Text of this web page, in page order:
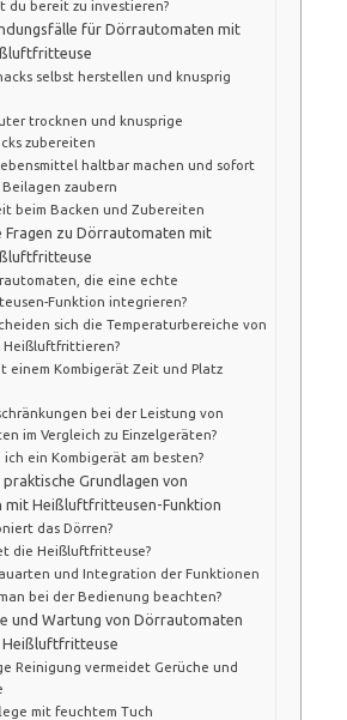
du bereit zu investieren?
für Dörrautomaten mit
selbst herstellen und knusprig
trocknen und knusprige
zubereiten
haltbar machen und sofort
zaubern
beim Backen und Zubereiten
Fragen zu Dörrautomaten mit
die eine echte
Funktion integrieren?
sich die Temperaturbereiche von
Heißluftfrittieren?
einem Kombigerät Zeit und Platz
bei der Leistung von
im Vergleich zu Einzelgeräten?
ein Kombigerät am besten?
praktische Grundlagen von
mit Heißluftfritteusen-Funktion
das Dörren?
die Heißluftfritteuse?
und Integration der Funktionen
bei der Bedienung beachten?
und Wartung von Dörrautomaten
Reinigung vermeidet Gerüche und
mit feuchtem Tuch